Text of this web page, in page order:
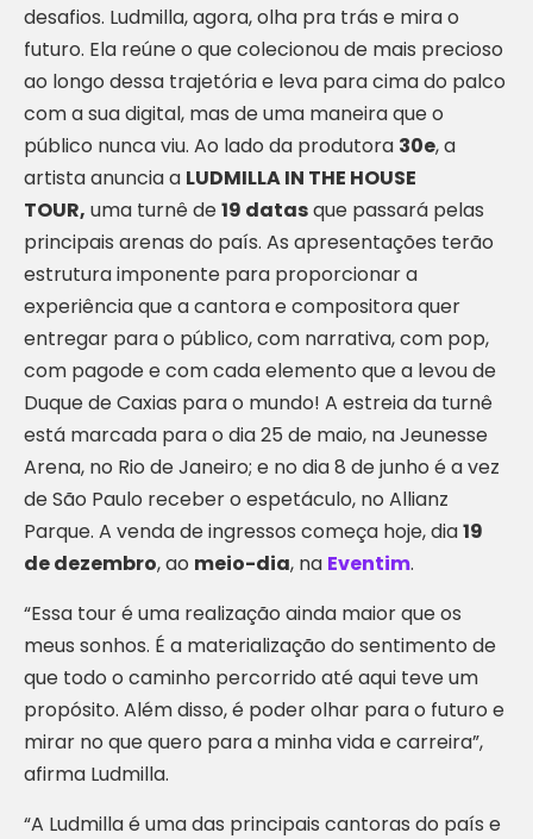
desafios. Ludmilla, agora, olha pra trás e mira o
futuro. Ela reúne o que colecionou de mais precioso
ao longo dessa trajetória e leva para cima do palco
com a sua digital, mas de uma maneira que o
público nunca viu. Ao lado da produtora 30e, a
artista anuncia a LUDMILLA IN THE HOUSE
TOUR, uma turnê de19 datasque passará pelas
principais arenas do país. As apresentações terão
estrutura imponente para proporcionar a
experiência que a cantora e compositora quer
entregar para o público, com narrativa, com pop,
com pagode e com cada elemento que a levou de
Duque de Caxias para o mundo! A estreia da turnê
está marcada para o dia 25 de maio, na Jeunesse
Arena, no Rio de Janeiro; e no dia 8 de junho é a vez
de São Paulo receber o espetáculo, no Allianz
Parque. A venda de ingressos começa hoje, dia19
de dezembro, ao meio-dia, na Eventim.
“Essa tour é uma realização ainda maior que os
meus sonhos. É a materialização do sentimento de
que todo o caminho percorrido até aqui teve um
propósito. Além disso, é poder olhar para o futuro e
mirar no que quero para a minha vida e carreira”,
afirma Ludmilla.
“A Ludmilla é uma das principais cantoras do país e